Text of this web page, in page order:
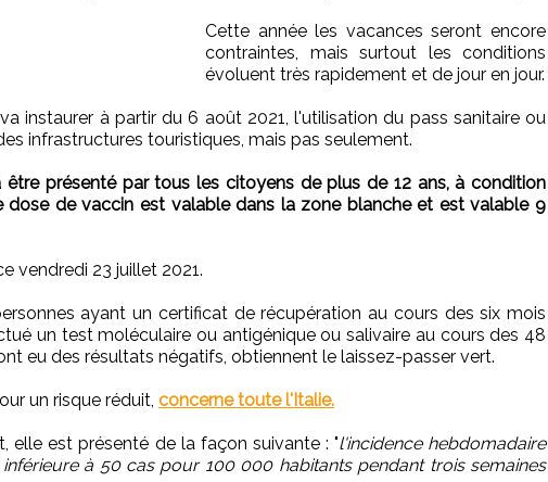
Cette année les vacances seront encore
contraintes, mais surtout les conditions
évoluent très rapidement et de jour en jour.
instaurer à partir du 6 août 2021, l'utilisation du pass sanitaire ou
infrastructures touristiques, mais pas seulement.
être présenté par tous les citoyens de plus de 12 ans, à condition
dose de vaccin est valable dans la zone blanche et est valable 9
vendredi 23 juillet 2021.
ayant un certificat de récupération au cours des six mois
un test moléculaire ou antigénique ou salivaire au cours des 48
eu des résultats négatifs, obtiennent le laissez-passer vert.
un risque réduit, concerne toute l'Italie.
elle est présenté de la façon suivante : "l'incidence hebdomadaire
à 50 cas pour 100 000 habitants pendant trois semaines